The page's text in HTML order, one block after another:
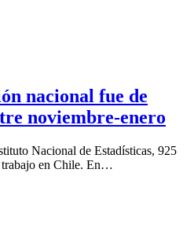
nacional fue de
noviembre-enero
Nacional de Estadísticas, 925
trabajo en Chile. En…